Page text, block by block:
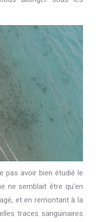
pas avoir bien étudié le
ne semblait être qu’en
et en remontant à la
traces sanguinaires